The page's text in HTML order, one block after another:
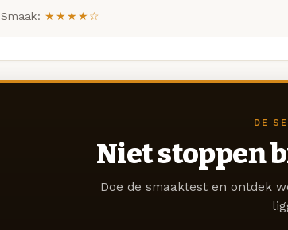
Smaak: ★★★★☆
DE
Niet stoppen
Doe de smaaktest en ontdek